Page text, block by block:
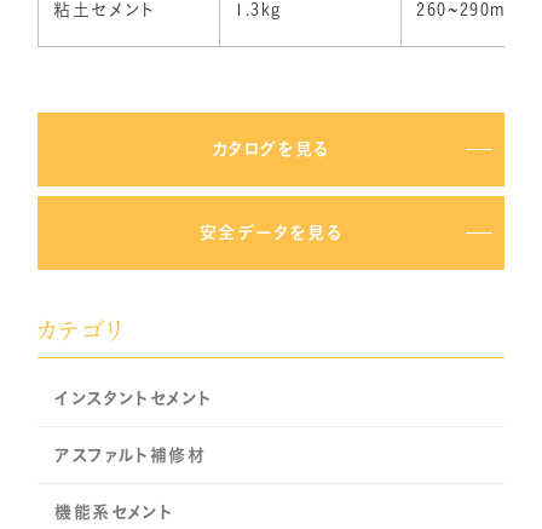
粘土セメント 1.3kg 260~290ml
カタログを見る
安全データを見る
カテゴリ
インスタントセメント
アスファルト補修材
機能系セメント